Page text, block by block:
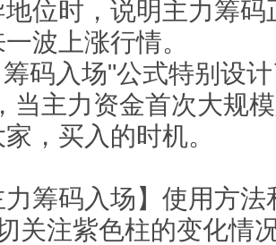
位时，说明主力筹
波上涨行情。
码入场"公式特别设
当主力资金首次大规
，买入的时机。
筹码入场】使用方法
关注紫色柱的变化情